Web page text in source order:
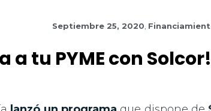
Septiembre 25, 2020,
a tu PYME con Solcor!